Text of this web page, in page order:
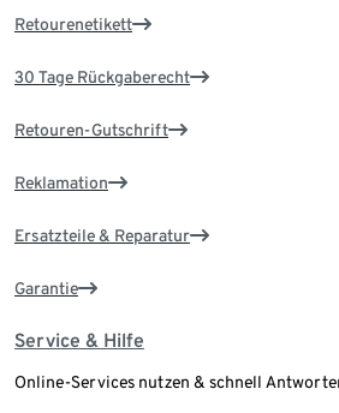
Retourenetikett
30 Tage Rückgaberecht
Retouren-Gutschrift
Reklamation
Ersatzteile & Reparatur
Garantie
Service & Hilfe
Online-Services nutzen & schnell